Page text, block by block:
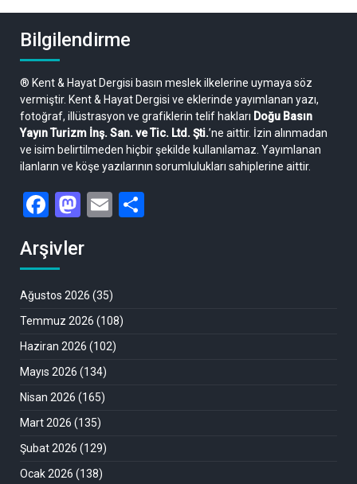
Bilgilendirme
® Kent & Hayat Dergisi basın meslek ilkelerine uymaya söz
vermiştir. Kent & Hayat Dergisi ve eklerinde yayımlanan yazı,
fotoğraf, illüstrasyon ve grafiklerin telif hakları Doğu Basın
Yayın Turizm İnş. San. ve Tic. Ltd. Şti.’ne aittir. İzin alınmadan
ve isim belirtilmeden hiçbir şekilde kullanılamaz. Yayımlanan
ilanların ve köşe yazılarının sorumlulukları sahiplerine aittir.
Facebook
Mastodon
Email
Arşivler
Ağustos 2026 (35)
Temmuz 2026 (108)
Haziran 2026 (102)
Mayıs 2026 (134)
Nisan 2026 (165)
Mart 2026 (135)
Şubat 2026 (129)
Ocak 2026 (138)